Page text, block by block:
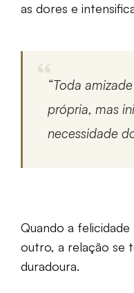
as dores e
“Toda
própria, mas
necessidade
Quando a
outro, a relação se
duradoura.